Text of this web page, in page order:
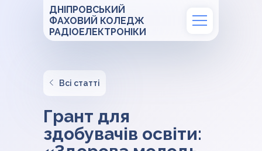
ДНІПРОВСЬКИЙ
ФАХОВИЙ КОЛЕДЖ
РАДІОЕЛЕКТРОНІКИ
Всі статті
Грант для
здобувачів освіти: